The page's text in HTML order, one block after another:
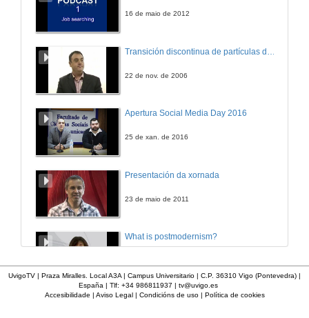
Entrevista
16 de maio de 2012
22 de nov. de 2006
Apertura Social Media Day 2016
25 de xan. de 2016
Presentación da xornada
23 de maio de 2011
What is postmodernism?
Presentación 'Mulleres no software libre'
UvigoTV | Praza Miralles. Local A3A | Campus Universitario | C.P. 36310 Vigo (Pontevedra) |
España | Tlf: +34 986811937 | tv@uvigo.es
Accesibilidade | Aviso Legal| Condicións de uso| Política de cookies